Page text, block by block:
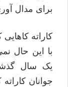
برای مدال
کاراته
با این حال
یک سال
جوانان